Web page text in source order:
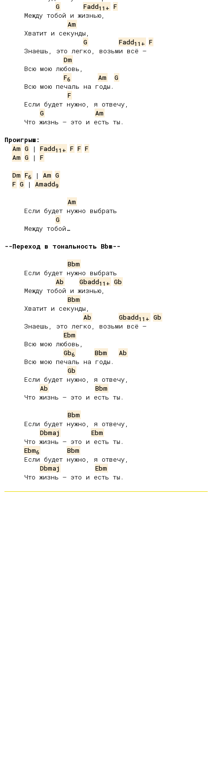
G
Fadd11+ F
Am
G
Fadd11+ F
Dm
F6 Am
G
F
G
Am
Проигрыш:
Am G | Fadd11+ F F F
Am G | F
Dm F6 | Am G
F G | Amadd9
Am
G
--Переход в тональность Bbm--
Bbm
Ab
Gbadd11+ Gb
Bbm
Ab
Gbadd11+ Gb
Ebm
Gb6 Bbm
Ab
Gb
Ab
Bbm
Bbm
Dbmaj
Ebm
Ebm6
Bbm
Dbmaj
Ebm